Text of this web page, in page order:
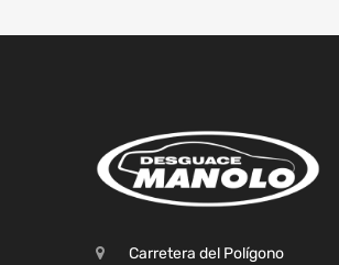
Carretera del Polígono